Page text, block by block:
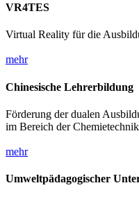
VR4TES
Virtual Reality für die
mehr
Chinesische Lehrerbildung
Förderung der dualen
im Bereich der Chemietechnik
mehr
Umweltpädagogischer